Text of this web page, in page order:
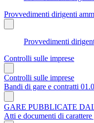
Provvedimenti dirigenti
Provvedimenti
Controlli sulle imprese
Controlli sulle imprese
Bandi di gare e contratti
GARE PUBBLICATE
Atti e documenti di